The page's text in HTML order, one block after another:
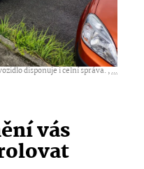
disponuje i celní správa. ,...
vás